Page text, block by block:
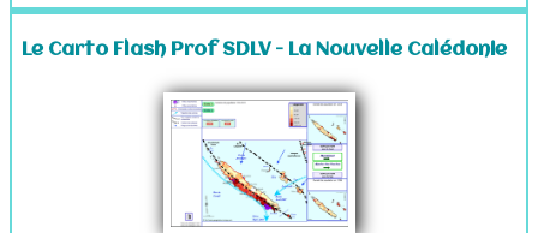
Le Carto Flash Prof SDLV - La Nouvelle Calédonie